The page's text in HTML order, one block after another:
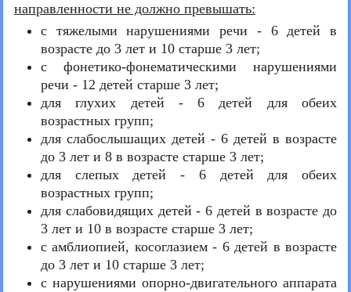
направленности не должно превышать:
с тяжелыми нарушениями речи - 6 детей в
возрасте до 3 лет и 10 старше 3 лет;
с фонетико-фонематическими нарушениями
речи - 12 детей старше 3 лет;
для глухих детей - 6 детей для обеих
возрастных групп;
для слабослышащих детей - 6 детей в возрасте
до 3 лет и 8 в возрасте старше 3 лет;
для слепых детей - 6 детей для обеих
возрастных групп;
для слабовидящих детей - 6 детей в возрасте до
3 лет и 10 в возрасте старше 3 лет;
с амблиопией, косоглазием - 6 детей в возрасте
до 3 лет и 10 старше 3 лет;
с нарушениями опорно-двигательного аппарата